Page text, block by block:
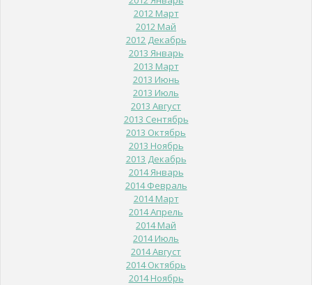
2012 Март
2012 Май
2012 Декабрь
2013 Январь
2013 Март
2013 Июнь
2013 Июль
2013 Август
2013 Сентябрь
2013 Октябрь
2013 Ноябрь
2013 Декабрь
2014 Январь
2014 Февраль
2014 Март
2014 Апрель
2014 Май
2014 Июль
2014 Август
2014 Октябрь
2014 Ноябрь